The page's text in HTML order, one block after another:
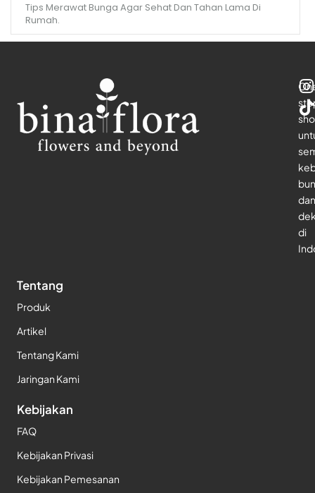
Tips Merawat Bunga Agar Sehat Dan Tahan Lama Di
Rumah.
dan
di
Tentang
Produk
Artikel
Tentang Kami
Jaringan Kami
Kebijakan
FAQ
Kebijakan Privasi
Kebijakan Pemesanan